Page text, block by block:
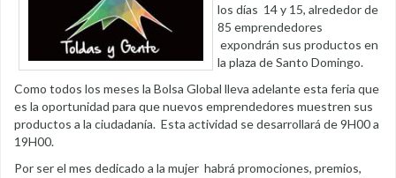
los días 14 y 15, alrededor de
85 emprendedores
expondrán sus productos en
la plaza de Santo Domingo.
Como todos los meses la Bolsa Global lleva adelante esta feria que
es la oportunidad para que nuevos emprendedores muestren sus
productos a la ciudadanía. Esta actividad se desarrollará de 9H00 a
19H00.
Por ser el mes dedicado a la mujer habrá promociones, premios,